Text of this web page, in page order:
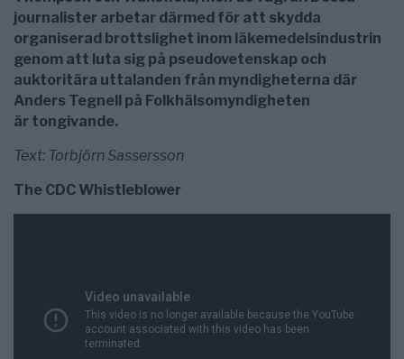
journalister arbetar därmed för att skydda
organiserad brottslighet inom läkemedelsindustrin
genom att luta sig på pseudovetenskap och
auktoritära uttalanden från myndigheterna där
Anders Tegnell på Folkhälsomyndigheten
är tongivande.
Text: Torbjörn Sassersson
The CDC Whistleblower